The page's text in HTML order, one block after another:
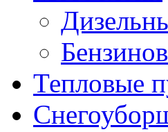
Тепловые